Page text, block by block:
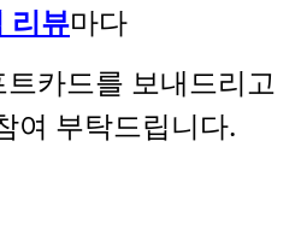
리뷰마다
카드를 보내드리고
여 부탁드립니다.